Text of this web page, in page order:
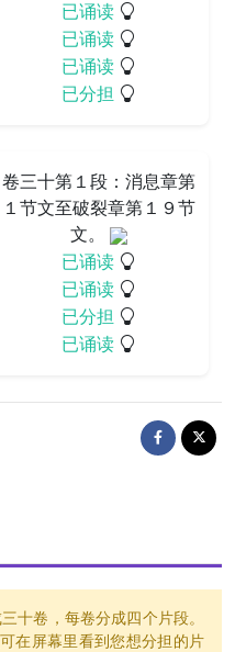
已诵读
已诵读
已诵读
已分担
卷三十第１段：消息章第
１节文至破裂章第１９节
文。
已诵读
已诵读
已分担
已诵读
十卷，每卷分成四个片段。
在屏幕里看到您想分担的片